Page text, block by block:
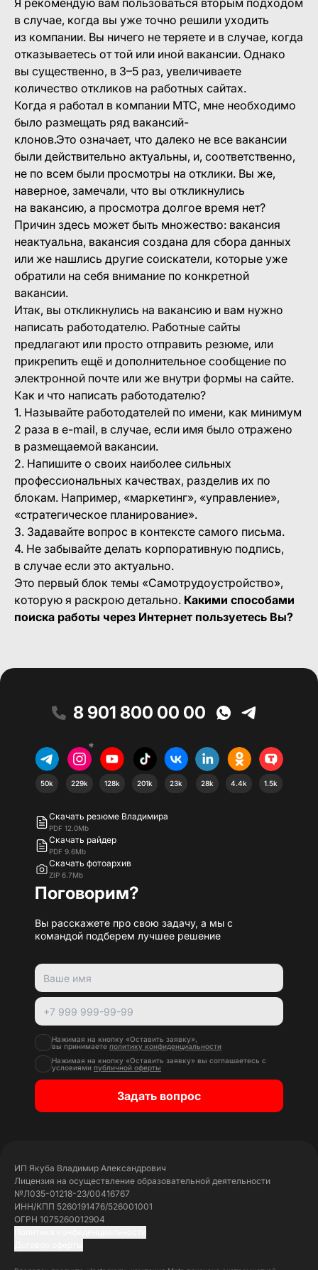
Я рекомендую вам пользоваться вторым подходом
в случае, когда вы уже точно решили уходить
из компании. Вы ничего не теряете и в случае, когда
отказываетесь от той или иной вакансии. Однако
вы существенно, в 3–5 раз, увеличиваете
количество откликов на работных сайтах.
Когда я работал в компании МТС, мне необходимо
было размещать ряд вакансий-
клонов.Это означает, что далеко не все вакансии
были действительно актуальны, и, соответственно,
не по всем были просмотры на отклики. Вы же,
наверное, замечали, что вы откликнулись
на вакансию, а просмотра долгое время нет?
Причин здесь может быть множество: вакансия
неактуальна, вакансия создана для сбора данных
или же нашлись другие соискатели, которые уже
обратили на себя внимание по конкретной
вакансии.
Итак, вы откликнулись на вакансию и вам нужно
написать работодателю. Работные сайты
предлагают или просто отправить резюме, или
прикрепить ещё и дополнительное сообщение по
электронной почте или же внутри формы на сайте.
Как и что написать работодателю?
1. Называйте работодателей по имени, как минимум
2 раза в e-mail, в случае, если имя было отражено
в размещаемой вакансии.
2. Напишите о своих наиболее сильных
профессиональных качествах, разделив их по
блокам. Например, «маркетинг», «управление»,
«стратегическое планирование».
3. Задавайте вопрос в контексте самого письма.
4. Не забывайте делать корпоративную подпись,
в случае если это актуально.
Это первый блок темы «Самотрудоустройство»,
которую я раскрою детально. Какими способами
поиска работы через Интернет пользуетесь Вы?
8 901 800 00 00
50k
*
229k 128k 201k 23k 28k 4.4k 1.5k
Скачать резюме Владимира
PDF 12.0Mb
Скачать райдер
PDF 9.6Mb
Скачать фотоархив
ZIP 6.7Mb
Поговорим?
Вы расскажете про свою задачу, а мы с
командой подберем лучшее решение
Нажимая на кнопку «Оставить заявку»,
вы принимаете политику конфиденциальности
Нажимая на кнопку «Оставить заявку» вы соглашаетесь с
условиями публичной оферты
Задать вопрос
ИП Якуба Владимир Александрович
Лицензия на осуществление образовательной деятельности
№Л035-01218-23/00416767
ИНН/КПП 5260191476/526001001
ОГРН 1075260012904